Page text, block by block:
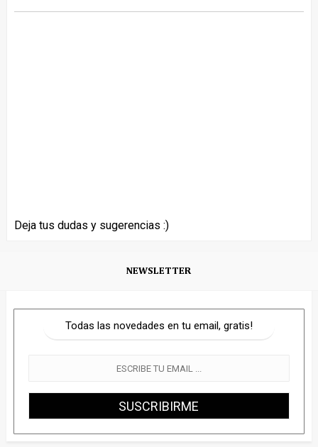
Deja tus dudas y sugerencias :)
NEWSLETTER
Todas las novedades en tu email, gratis!